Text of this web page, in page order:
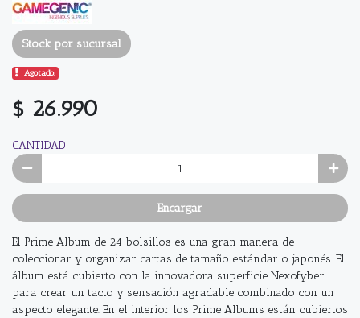
Stock por sucursal
Agotado.
$ 26.990
CANTIDAD
Encargar
El Prime Album de 24 bolsillos es una gran manera de
coleccionar y organizar cartas de tamaño estándar o japonés. El
álbum está cubierto con la innovadora superficie Nexofyber
para crear un tacto y sensación agradable combinado con un
aspecto elegante. En el interior los Prime Albums están cubiertos